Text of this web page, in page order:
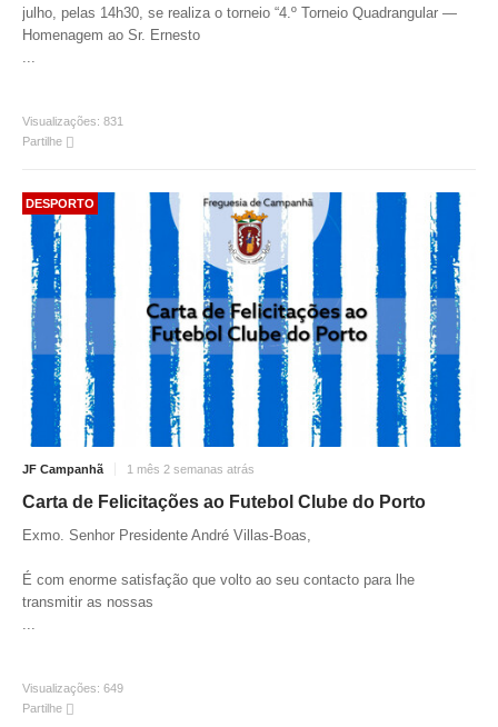
julho, pelas 14h30, se realiza o torneio “4.º Torneio Quadrangular —
Homenagem ao Sr. Ernesto
Visualizações: 831
Partilhe
DESPORTO
JF Campanhã 1 mês 2 semanas atrás
Carta de Felicitações ao Futebol Clube do Porto
Exmo. Senhor Presidente André Villas-Boas,
É com enorme satisfação que volto ao seu contacto para lhe
transmitir as nossas
Visualizações: 649
Partilhe